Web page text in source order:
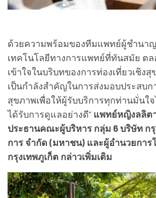
ด้วยความพร้อมของทีมแพทย์ผู้ชำนา
เทคโนโลยีทางการแพทย์ที่ทันสมัย ต
เข้าใจในบริบทของการท่องเที่ยวเชิงสุ
เป็นกำลังสำคัญในการส่งมอบประสบ
สุขภาพเพื่อให้ผู้รับบริการทุกท่านมั่นใจ
ได้รับการดูแลอย่างดี” แพทย์หญิงลลิต
ประธานคณะผู้บริหาร กลุ่ม 6 บริษัท ก
การ จำกัด (มหาชน) และผู้อำนวยการ
กรุงเทพภูเก็ต กล่าวเพิ่มเติม